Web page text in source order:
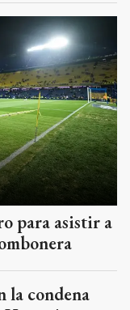
para asistir a
la condena